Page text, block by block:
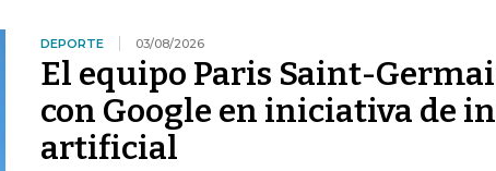
DEPORTE 03/08/2026
El equipo Paris Saint-
con Google en iniciativa de
artificial